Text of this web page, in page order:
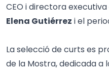
CEO i directora
Elena Gutiérrez i el
La selecció de curts es
de la Mostra, dedicada a